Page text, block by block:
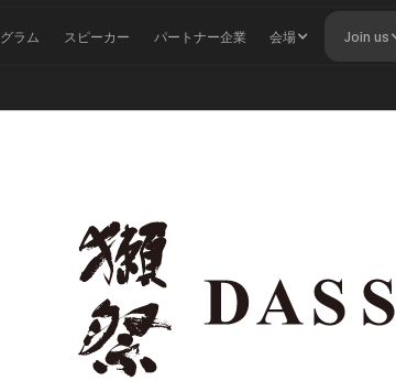
ラム スピーカー パートナー企業 会場 Join us